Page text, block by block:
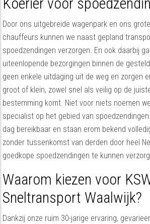
Door ons uitgebreide wagenpark en ons
chauffeurs kunnen we naast gepland
spoedzendingen verzorgen. En ook daarbij
uiteenlopende bezorgingen binnen de
geen enkele uitdaging uit de weg en zorgen
groot of klein, zowel snel als veilig op de
bestemming komt. Niet voor niets noemen
specialist op het gebied van
dag bereikbaar en staan erom bekend
zonder tussenkomst van derden door heel
goedkope spoedzendingen te kunnen
Waarom kiezen voor
Sneltransport Waalwijk?
Dankzij onze ruim 30-jarige ervaring,